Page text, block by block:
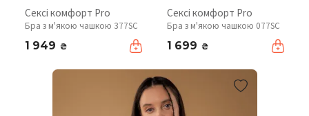
Сексі комфорт Pro
Бра з м'якою чашкою 377SC
1 949 ₴
Сексі комфорт Pro
Бра з м'якою чашкою 077SC
1 699 ₴